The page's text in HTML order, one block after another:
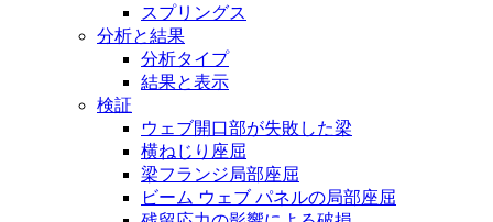
スプリングス
分析と結果
分析タイプ
結果と表示
検証
ウェブ開口部が失敗した梁
横ねじり座屈
梁フランジ局部座屈
ビーム ウェブ パネルの局部座屈